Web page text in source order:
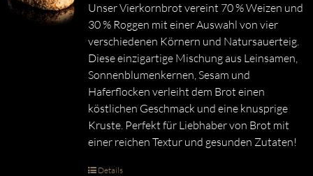
Unser Vierkornbrot vereint 70 % Weizen und
30 % Roggen mit einer Auswahl von vier
verschiedenen Körnern und Natursauerteig.
Diese einzigartige Mischung aus Leinsamen,
Sonnenblumenkernen, Sesam und
Haferflocken verleiht dem Brot einen
köstlichen Geschmack und eine knusprige
Kruste. Perfekt für Liebhaber von Brot mit
einer reichen Textur und gesunden Zutaten!
Details